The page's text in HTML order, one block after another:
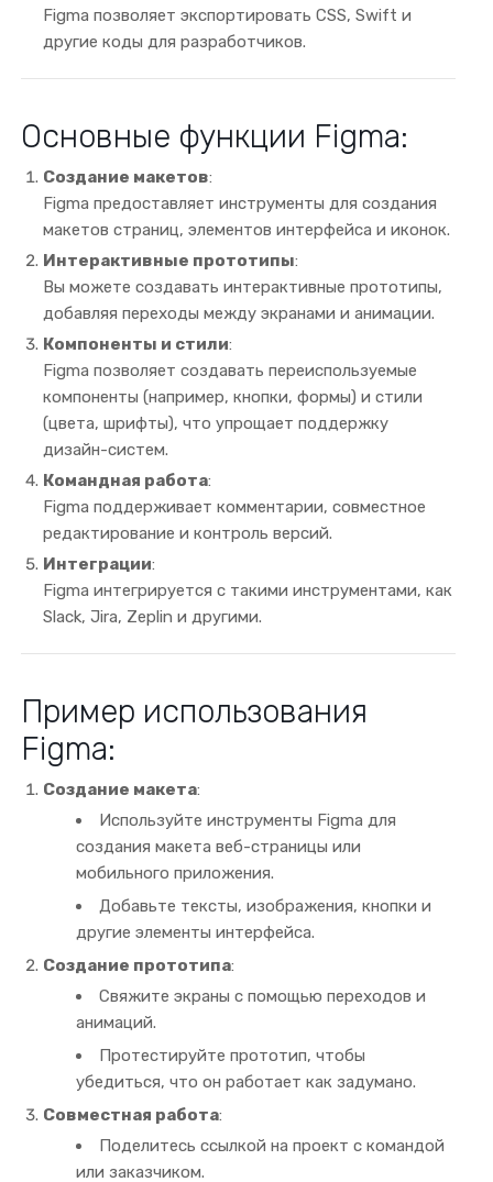
Figma позволяет экспортировать CSS, Swift и
другие коды для разработчиков.
Основные функции Figma:
Создание макетов:
Figma предоставляет инструменты для создания
макетов страниц, элементов интерфейса и иконок.
Интерактивные прототипы:
Вы можете создавать интерактивные прототипы,
добавляя переходы между экранами и анимации.
Компоненты и стили:
Figma позволяет создавать переиспользуемые
компоненты (например, кнопки, формы) и стили
(цвета, шрифты), что упрощает поддержку
дизайн-систем.
Командная работа:
Figma поддерживает комментарии, совместное
редактирование и контроль версий.
Интеграции:
Figma интегрируется с такими инструментами, как
Slack, Jira, Zeplin и другими.
Пример использования
Figma:
Создание макета:
Используйте инструменты Figma для
создания макета веб-страницы или
мобильного приложения.
Добавьте тексты, изображения, кнопки и
другие элементы интерфейса.
Создание прототипа:
Свяжите экраны с помощью переходов и
анимаций.
Протестируйте прототип, чтобы
убедиться, что он работает как задумано.
Совместная работа:
Поделитесь ссылкой на проект с командой
или заказчиком.